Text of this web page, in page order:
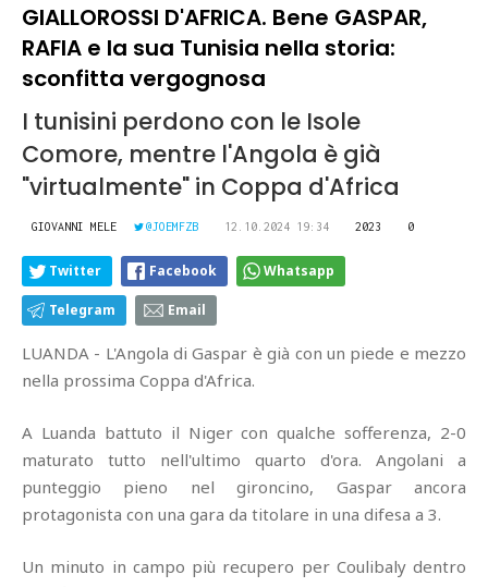
GIALLOROSSI D'AFRICA. Bene GASPAR,
RAFIA e la sua Tunisia nella storia:
sconfitta vergognosa
I tunisini perdono con le Isole
Comore, mentre l'Angola è già
"virtualmente" in Coppa d'Africa
GIOVANNI MELE @JOEMFZB 12.10.2024 19:34 2023 0
Twitter Facebook Whatsapp
Telegram Email
LUANDA - L'Angola di Gaspar è già con un piede e mezzo
nella prossima Coppa d'Africa.
A Luanda battuto il Niger con qualche sofferenza, 2-0
maturato tutto nell'ultimo quarto d'ora. Angolani a
punteggio pieno nel gironcino, Gaspar ancora
protagonista con una gara da titolare in una difesa a 3.
Un minuto in campo più recupero per Coulibaly dentro